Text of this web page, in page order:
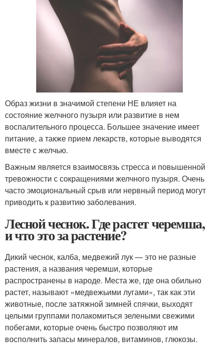
Образ жизни в значимой степени НЕ влияет на
состояние желчного пузыря или развитие в нем
воспалительного процесса. Большее значение имеет
питание, а также прием лекарств, которые выводятся
вместе с желчью.
Важным является взаимосвязь стресса и повышенной
тревожности с сокращениями желчного пузыря. Очень
часто эмоциональный срыв или нервный период могут
приводить к развитию заболевания.
Лесной чеснок. Где растет черемша,
и что это за растение?
Дикий чеснок, калба, медвежий лук — это не разные
растения, а названия черемши, которые
распространены в народе. Места же, где она обильно
растет, называют «медвежьими лугами», так как эти
животные, после затяжной зимней спячки, выходят
целыми группами полакомиться зелеными свежими
побегами, которые очень быстро позволяют им
восполнить запасы минералов, витаминов, глюкозы.